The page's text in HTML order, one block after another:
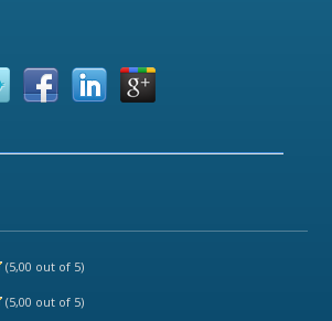
(5,00 out of 5)
(5,00 out of 5)